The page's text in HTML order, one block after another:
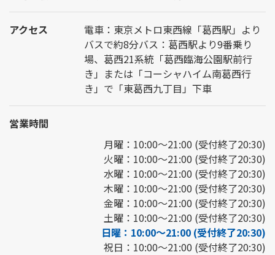
アクセス
電車：東京メトロ東西線「葛西駅」より
バスで約8分バス：葛西駅より9番乗り
場、葛西21系統「葛西臨海公園駅前行
き」または「コーシャハイム南葛西行
き」で「東葛西九丁目」下車
営業時間
月曜：10:00～21:00 (受付終了20:30)
火曜：10:00～21:00 (受付終了20:30)
水曜：10:00～21:00 (受付終了20:30)
木曜：10:00～21:00 (受付終了20:30)
金曜：10:00～21:00 (受付終了20:30)
土曜：10:00～21:00 (受付終了20:30)
日曜：10:00～21:00 (受付終了20:30)
祝日：10:00～21:00 (受付終了20:30)